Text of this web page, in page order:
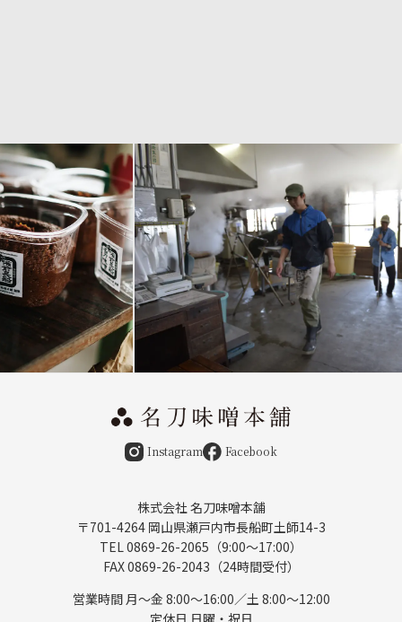
Instagram Facebook
株式会社 名刀味噌本舗
〒701-4264 岡山県瀬戸内市長船町土師14-3
TEL 0869-26-2065（9:00〜17:00）
FAX 0869-26-2043（24時間受付）
営業時間 月〜金 8:00～16:00／土 8:00～12:00
定休日 日曜・祝日